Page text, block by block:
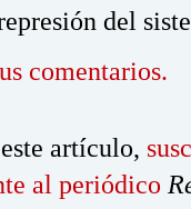
del
comentarios.
artículo,
al periódico